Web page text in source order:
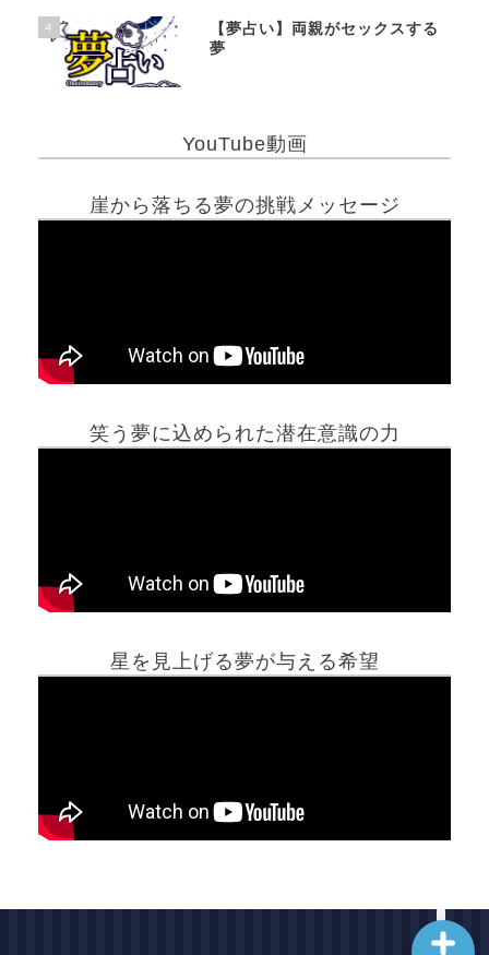
4
【夢占い】両親がセックスする
夢
YouTube動画
崖から落ちる夢の挑戦メッセージ
笑う夢に込められた潜在意識の力
星を見上げる夢が与える希望
ホーム
最新記事動画